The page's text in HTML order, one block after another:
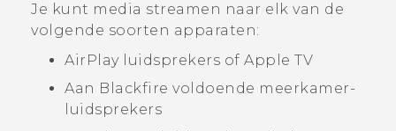
Je kunt media streamen naar elk van de
volgende soorten apparaten:
AirPlayluidsprekers of Apple TV
Aan Blackfire voldoende meerkamer-
luidsprekers